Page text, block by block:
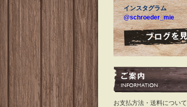
インスタグラム
@schroeder_mie
お支払方法・送料について